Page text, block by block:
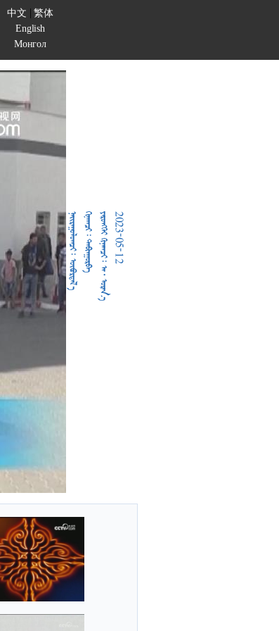
中文 |繁体
English
Монгол
         2023-05-12